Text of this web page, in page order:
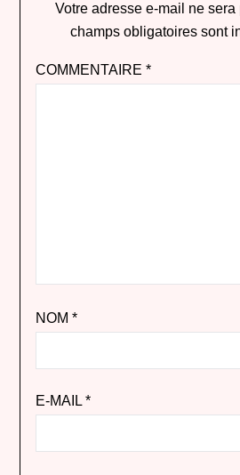
Votre adresse e-mail ne sera
champs obligatoires sont
COMMENTAIRE *
NOM *
E-MAIL *